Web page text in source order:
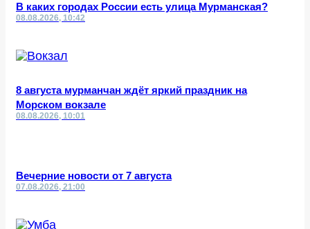
В каких городах России есть улица Мурманская?
08.08.2026, 10:42
8 августа мурманчан ждёт яркий праздник на
Морском вокзале
08.08.2026, 10:01
Вечерние новости от 7 августа
07.08.2026, 21:00